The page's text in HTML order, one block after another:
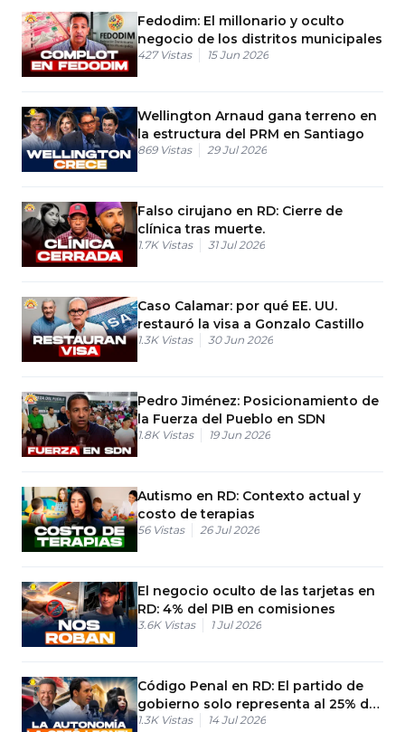
Fedodim: El millonario y oculto
negocio de los distritos municipales
427 Vistas 15 Jun 2026
Wellington Arnaud gana terreno en
la estructura del PRM en Santiago
869 Vistas 29 Jul 2026
Falso cirujano en RD: Cierre de
clínica tras muerte.
1.7K Vistas 31 Jul 2026
Caso Calamar: por qué EE. UU.
restauró la visa a Gonzalo Castillo
1.3K Vistas 30 Jun 2026
Pedro Jiménez: Posicionamiento de
la Fuerza del Pueblo en SDN
1.8K Vistas 19 Jun 2026
Autismo en RD: Contexto actual y
costo de terapias
56 Vistas 26 Jul 2026
El negocio oculto de las tarjetas en
RD: 4% del PIB en comisiones
3.6K Vistas 1 Jul 2026
Código Penal en RD: El partido de
gobierno solo representa al 25% de
los votantes
1.3K Vistas 14 Jul 2026